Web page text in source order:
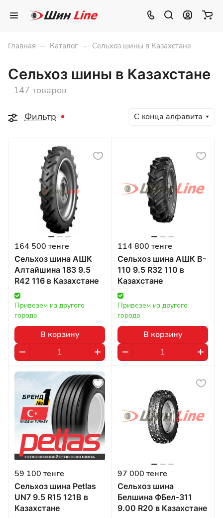
Главная – Каталог – Сельхоз шины в Казахстане
Сельхоз шины в Казахстане
147 товаров
Фильтр С конца алфавита
164 500 тенге
Сельхоз шина АШК
Алтайшина 183 9.5
R42 116 в Казахстане
Привезем из другого
города
В корзину
114 800 тенге
Сельхоз шина АШК B-
110 9.5 R32 110 в
Казахстане
Привезем из другого
города
В корзину
59 100 тенге
Сельхоз шина Petlas
UN7 9.5 R15 121B в
Казахстане
97 000 тенге
Сельхоз шина
Белшина ФБел-311
9.00 R20 в Казахстане